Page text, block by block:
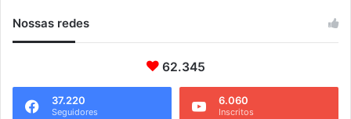
Nossas redes
62.345
37.220
Seguidores
6.060
Inscritos